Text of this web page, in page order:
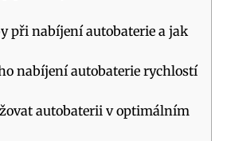
při nabíjení autobaterie a jak
nabíjení autobaterie rychlostí
autobaterii v optimálním